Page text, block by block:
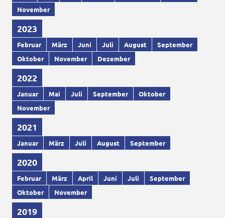
November
2023
Februar März Juni Juli August
September
Oktober
November Dezember
2022
Januar Mai Juli September
Oktober
November
2021
Januar März Juli August September
2020
Februar März April Juni Juli
September
Oktober
November
2019